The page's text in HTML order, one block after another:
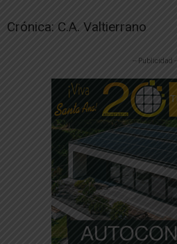
Crónica: C.A. Valtierrano
-- Publicidad --